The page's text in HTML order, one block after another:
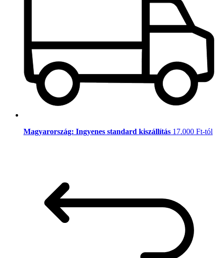
Magyarország: Ingyenes standard kiszállítás 17.000 Ft-tól